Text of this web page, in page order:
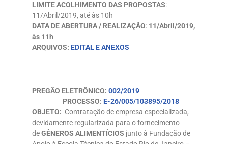
LIMITE ACOLHIMENTO DAS PROPOSTAS:
11/Abril/2019, até às 10h
DATA DE ABERTURA / REALIZAÇÃO:11/Abril/2019,
às 11h
ARQUIVOS: EDITAL E ANEXOS
PREGÃO ELETRÔNICO: 002/2019
PROCESSO: E-26/005/103895/2018
OBJETO: Contratação de empresa especializada,
devidamente regularizada para o fornecimento
deGÊNEROS ALIMENTÍCIOS junto à Fundação de